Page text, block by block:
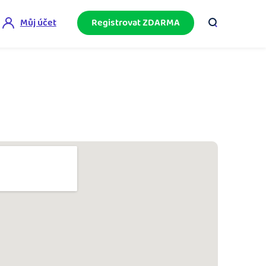
se komunity na fakturaci, daně či
Můj účet Registrovat ZDARMA